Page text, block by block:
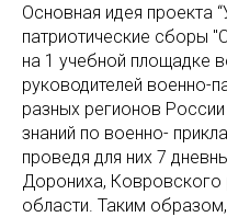
Основная идея проекта
патриотические сборы
на 1 учебной площадке
руководителей военно-
разных регионов России
знаний по военно-
проведя для них 7
Дорониха, Ковровского
области. Таким